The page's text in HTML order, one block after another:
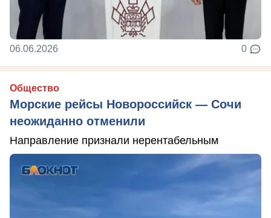
06.06.2026 0
Общество
Морские рейсы Новороссийск — Сочи
неожиданно отменили
Направление признали нерентабельным